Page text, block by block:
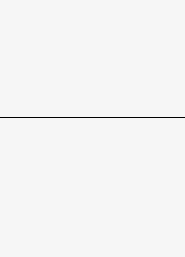
透过这些方式回应